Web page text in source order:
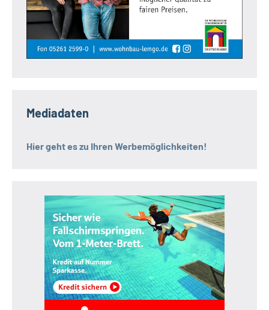
Mediadaten
Hier geht es zu Ihren Werbemöglichkeiten!